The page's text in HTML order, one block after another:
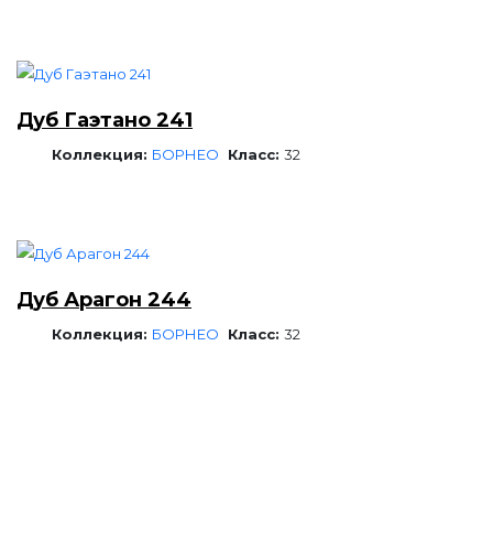
Дуб Гаэтано 241
Коллекция: БОРНЕО Класс: 32
Дуб Арагон 244
Коллекция: БОРНЕО Класс: 32